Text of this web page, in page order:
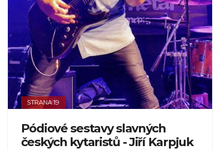
STRANA 19
Pódiové sestavy slavných
českých kytaristů - Jiří Karpjuk